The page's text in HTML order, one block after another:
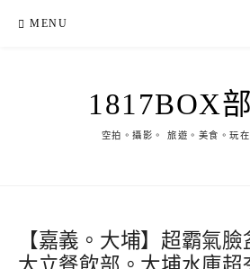
MENU
1817BOX
空拍。攝影。 旅遊。美食。玩
【嘉義。大埔】超霸氣臉